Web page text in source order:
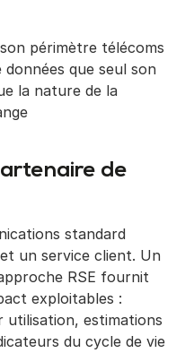
périmètre télécoms
que seul son
la nature de la
de
standard
un service client. Un
RSE fournit
exploitables :
utilisation, estimations
du cycle de vie